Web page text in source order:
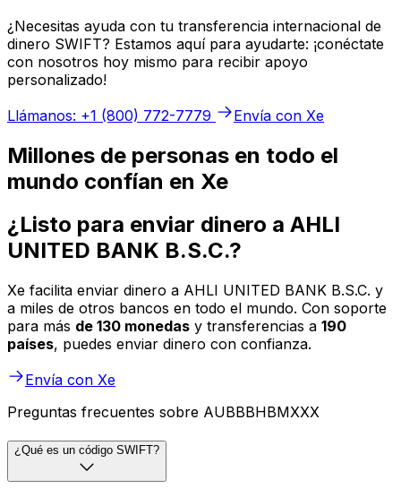
¿Necesitas ayuda con tu transferencia internacional de
dinero SWIFT? Estamos aquí para ayudarte: ¡conéctate
con nosotros hoy mismo para recibir apoyo
personalizado!
Llámanos: +1 (800) 772-7779
Envía con Xe
Millones de personas en todo el
mundo confían en Xe
¿Listo para enviar dinero a AHLI
UNITED BANK B.S.C.?
Xe facilita enviar dinero a AHLI UNITED BANK B.S.C. y
a miles de otros bancos en todo el mundo. Con soporte
para más de 130 monedas y transferencias a 190
países, puedes enviar dinero con confianza.
Envía con Xe
Preguntas frecuentes sobre AUBBBHBMXXX
¿Qué es un código SWIFT?